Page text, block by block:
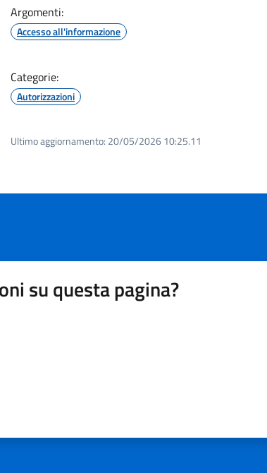
Argomenti:
Accesso all'informazione
Categorie:
Autorizzazioni
Ultimo aggiornamento: 20/05/2026 10:25.11
su questa pagina?